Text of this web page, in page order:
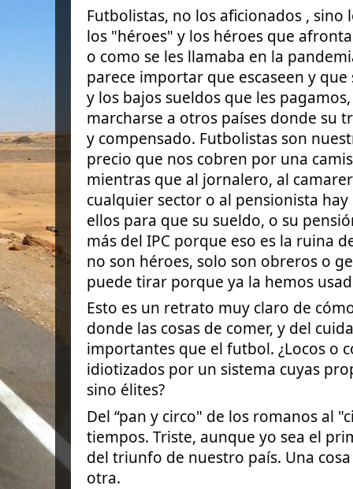
Futbolistas, no los aficionados ,
los "héroes" y los héroes que
o como se les llamaba en la
parece importar que escaseen y
y los bajos sueldos que les
marcharse a otros países donde su
y compensado. Futbolistas son
precio que nos cobren por una
mientras que al jornalero, al
cualquier sector o al pensionista
ellos para que su sueldo, o su
más del IPC porque eso es la ruina
no son héroes, solo son obreros o
puede tirar porque ya la hemos
Esto es un retrato muy claro de
donde las cosas de comer, y del
importantes que el futbol. ¿Locos o
idiotizados por un sistema cuyas
sino élites?
Del “pan y circo" de los romanos al
tiempos. Triste, aunque yo sea el
del triunfo de nuestro país. Una
otra.